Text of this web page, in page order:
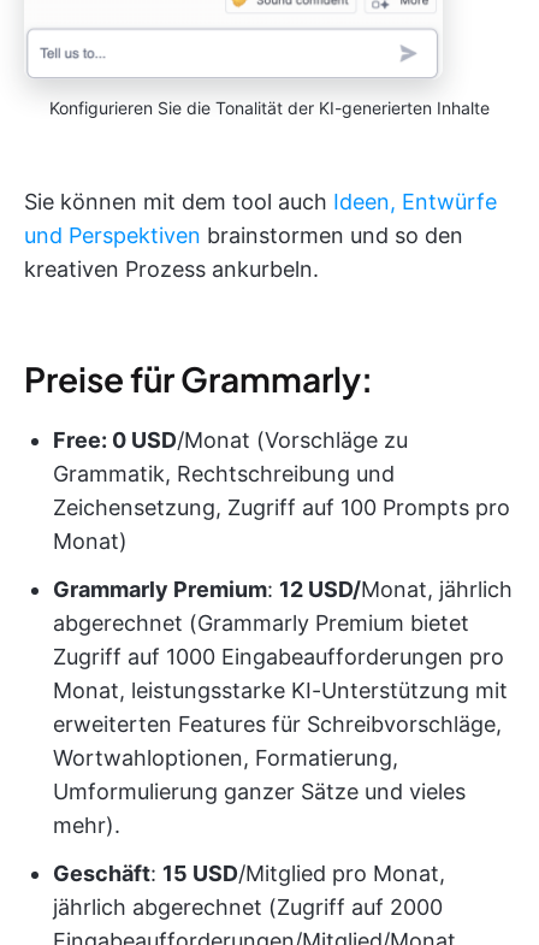
Konfigurieren Sie die Tonalität der KI-generierten Inhalte
Sie können mit dem tool auch Ideen, Entwürfe
und Perspektiven brainstormen und so den
kreativen Prozess ankurbeln.
Preise für Grammarly:
Free: 0 USD/Monat (Vorschläge zu
Grammatik, Rechtschreibung und
Zeichensetzung, Zugriff auf 100 Prompts pro
Monat)
Grammarly Premium: 12 USD/Monat, jährlich
abgerechnet (Grammarly Premium bietet
Zugriff auf 1000 Eingabeaufforderungen pro
Monat, leistungsstarke KI-Unterstützung mit
erweiterten Features für Schreibvorschläge,
Wortwahloptionen, Formatierung,
Umformulierung ganzer Sätze und vieles
mehr).
Geschäft: 15 USD/Mitglied pro Monat,
jährlich abgerechnet (Zugriff auf 2000